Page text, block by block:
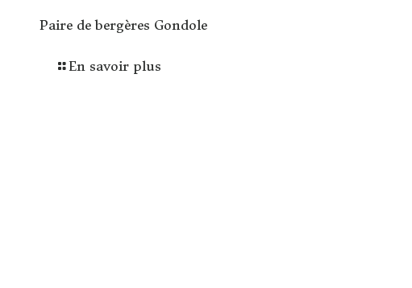
Paire de bergères Gondole
En savoir plus